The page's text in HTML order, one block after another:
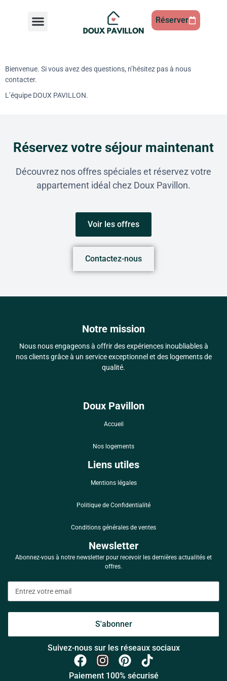
Réserver
Bienvenue. Si vous avez des questions, n’hésitez pas à nous
contacter.
L’équipe DOUX PAVILLON.
Réservez votre séjour maintenant
Découvrez nos offres spéciales et réservez votre
appartement idéal chez Doux Pavillon.​
Voir les offres
Contactez-nous
Notre mission
Nous nous engageons à offrir des expériences inoubliables à
nos clients grâce à un service exceptionnel et des logements de
qualité.
Doux Pavillon
Accueil
Nos logements
Liens utiles
Mentions légales
Politique de Confidentialité
Conditions générales de ventes
Newsletter
Abonnez-vous à notre newsletter pour recevoir les dernières actualités et
offres.
S'abonner
Suivez-nous sur les réseaux sociaux
Paiement 100% sécurisé